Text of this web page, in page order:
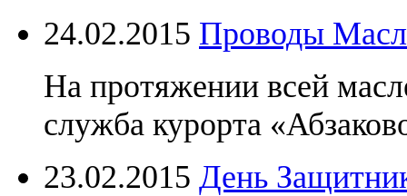
24.02.2015 Проводы
На протяжении всей
служба курорта
23.02.2015 День